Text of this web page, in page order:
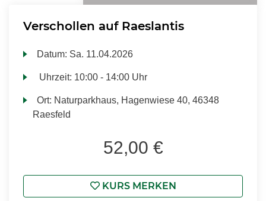
Verschollen auf Raeslantis
Datum: Sa. 11.04.2026
Uhrzeit: 10:00 - 14:00 Uhr
Ort: Naturparkhaus, Hagenwiese 40, 46348
Raesfeld
52,00 €
KURS MERKEN